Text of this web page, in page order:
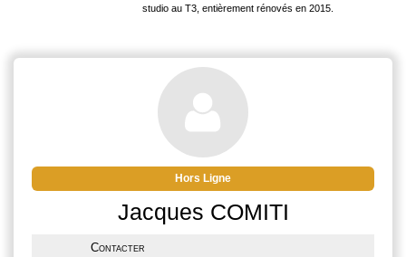
studio au T3, entièrement rénovés en 2015.
Corse du Sud, surplombant le fleuve et à
moins de 400 m de la plage, la Résidence
Capu Seninu propose 20 appartements du
studio au T3, entièrement rénovés en 2015.
Hors Ligne
Jacques COMITI
Contacter